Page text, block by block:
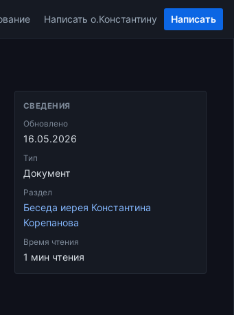
Написать о.Константину Написать
Обновлено
16.05.2026
Тип
Документ
Раздел
Беседа иерея Константина
Корепанова
Время чтения
1 мин чтения